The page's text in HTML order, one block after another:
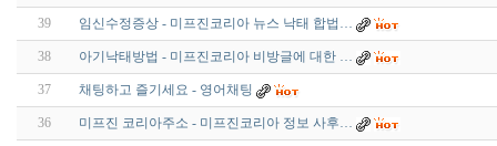
39 임신수정증상 - 미프진코리아 뉴스 낙태 합법…
38 아기낙태방법 - 미프진코리아 비방글에 대한 …
37 채팅하고 즐기세요 - 영­어­채­팅
36 미프진 코리아주소 - 미프진코리아 정보 사후…